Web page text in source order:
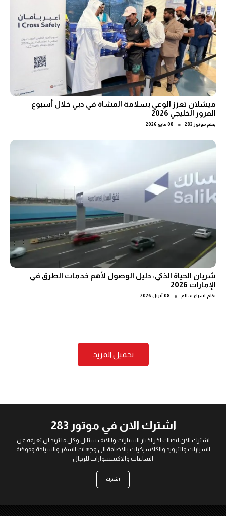
ميشلان تعزز الوعي بسلامة المشاة في دبي خلال أسبوع
المرور الخليجي 2026
بقلم موتور 283 ● 08 مايو 2026
شريان الحياة الذكي: دليل الوصول لأهم خدمات الطرق في
الإمارات 2026
بقلم اسراء سالم ● 08 أبريل 2026
تحميل المزيد
اشترك الان في موتور 283
اشترك الان ليصلك اخر اخبار السيارات واللايف ستايل وكل ما تريد ان تعرفه عن
السيارات والتزويد والكلاسيكيات بالاضافة الى وجهات السفر والسياحة وموضة
الساعات والاكسسوارات للرجال
اشترك